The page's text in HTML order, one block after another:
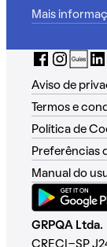
Mais
Aviso de
Termos e
Política de
Preferências
Manual do
GRPQA Ltda.